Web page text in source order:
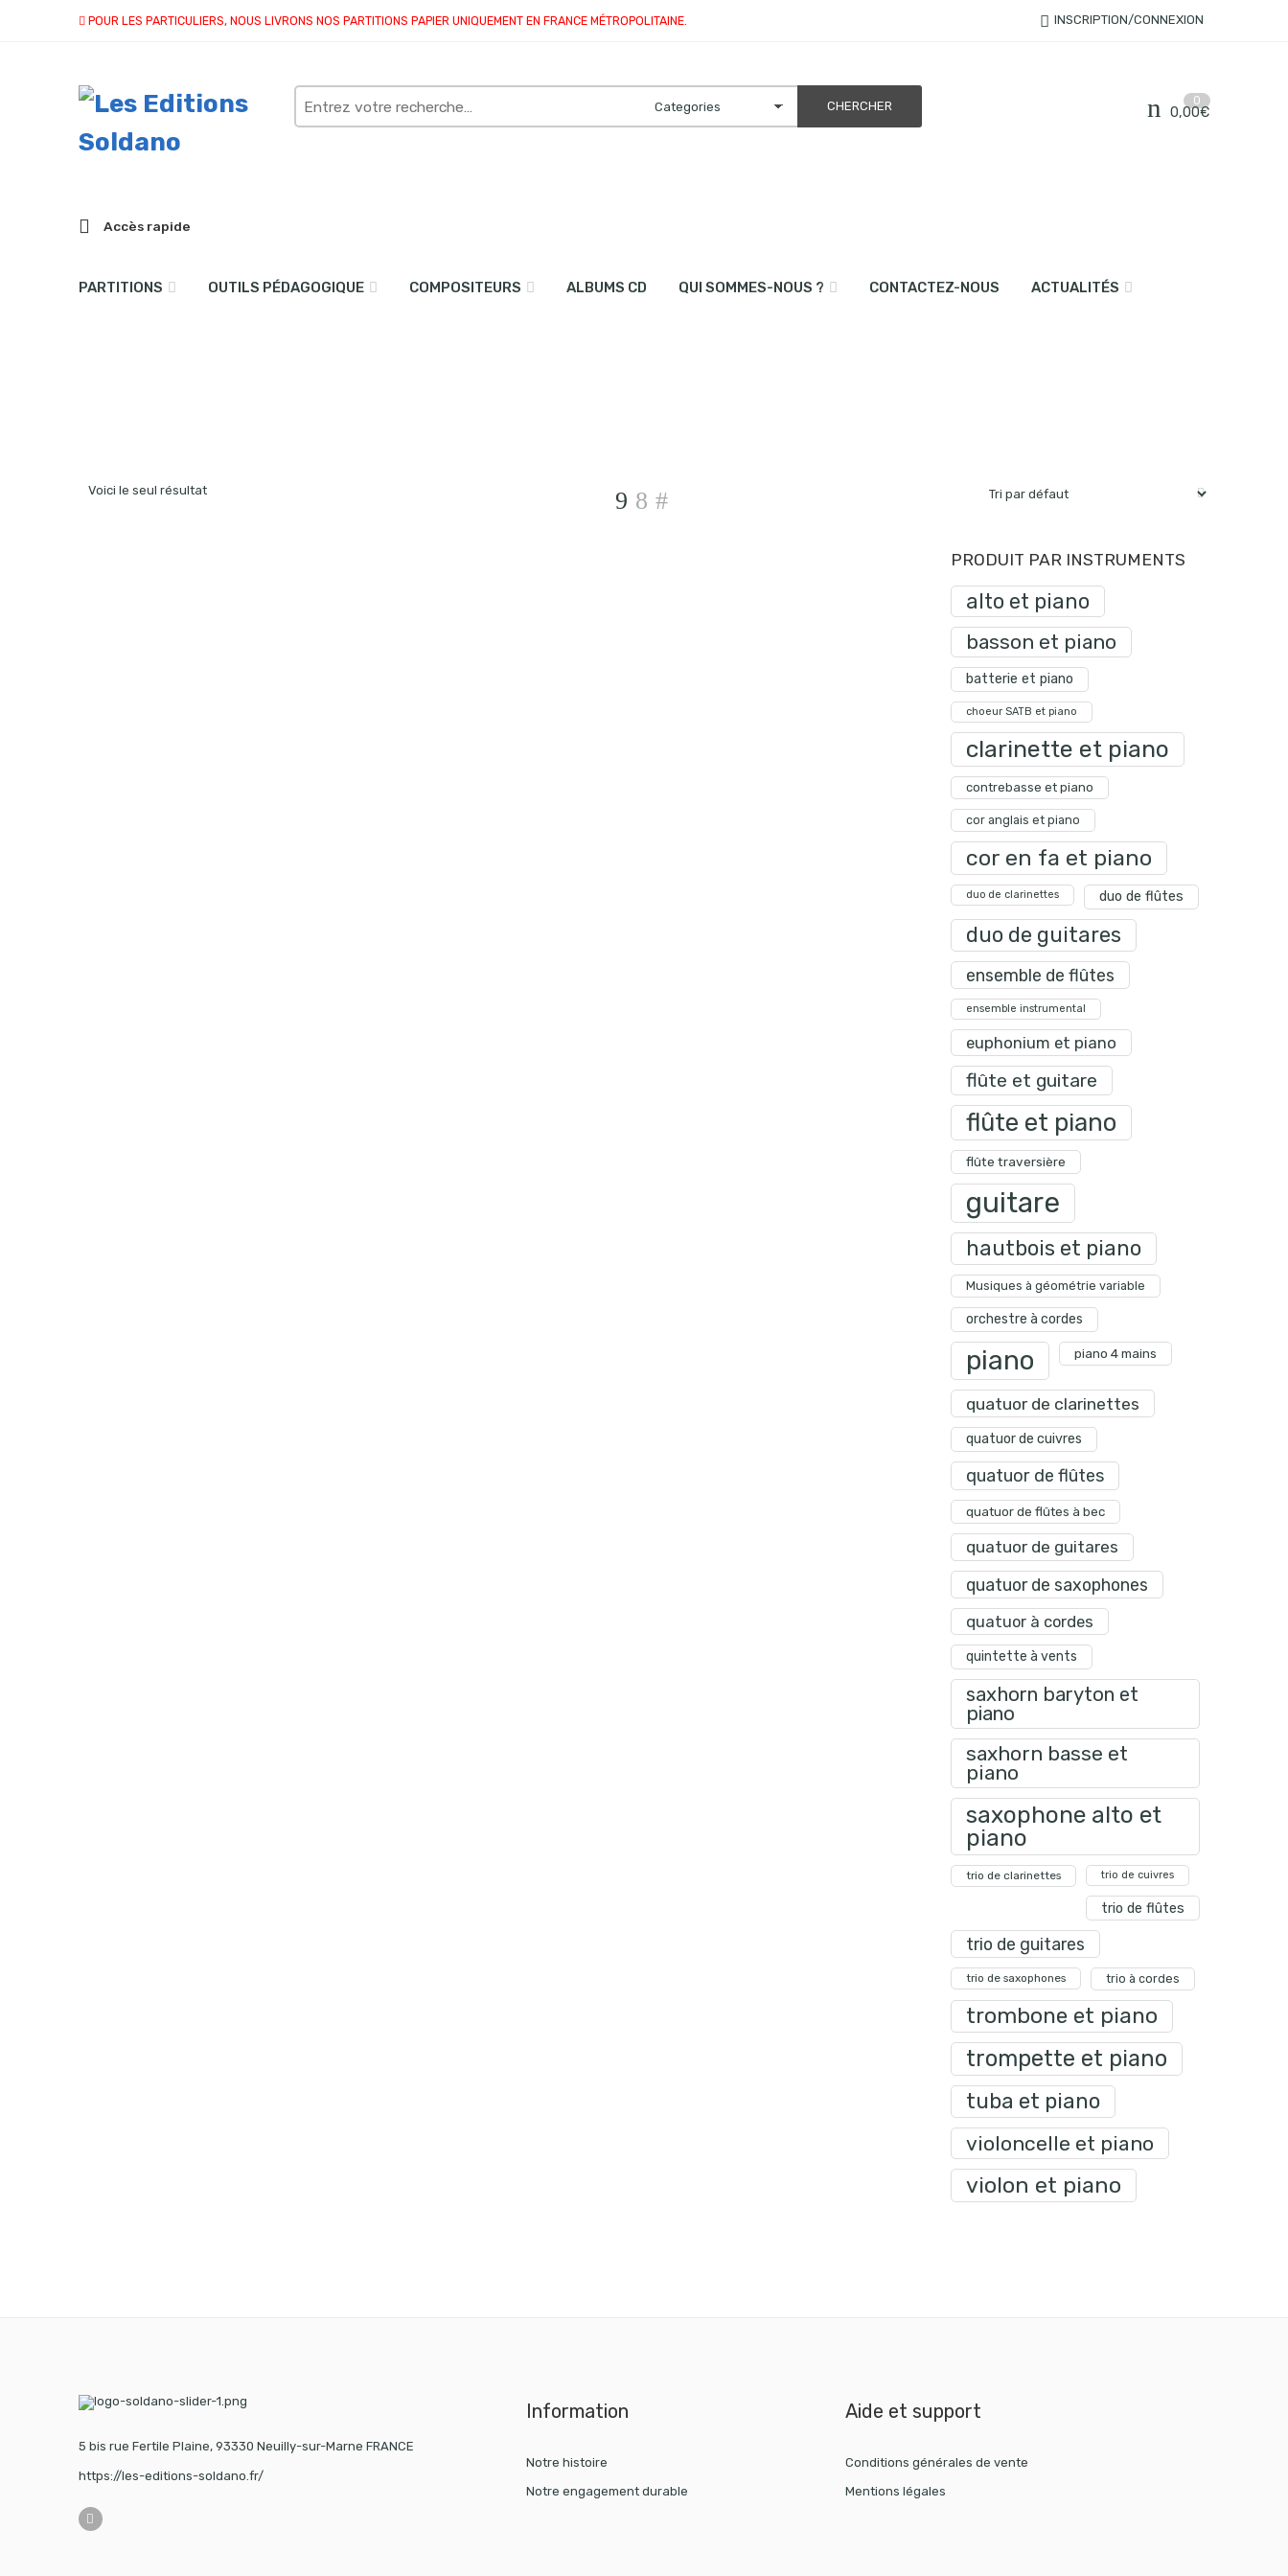
POUR LES PARTICULIERS, NOUS LIVRONS NOS PARTITIONS PAPIER UNIQUEMENT EN FRANCE MÉTROPOLITAINE. INSCRIPTION/CONNEXION
Search
here
0
0,00€
Accès rapide
PARTITIONS OUTILS PÉDAGOGIQUE COMPOSITEURS ALBUMS CD QUI SOMMES-NOUS ? CONTACTEZ-NOUS ACTUALITÉS
Voici le seul résultat
PRODUIT PAR INSTRUMENTS
alto et piano
basson et piano
batterie et piano
choeur SATB et piano
clarinette et piano
contrebasse et piano
cor anglais et piano
cor en fa et piano
duo de clarinettes duo de flûtes
duo de guitares
ensemble de flûtes
ensemble instrumental
euphonium et piano
flûte et guitare
flûte et piano
flûte traversière
guitare
hautbois et piano
Musiques à géométrie variable
orchestre à cordes
piano piano 4 mains
quatuor de clarinettes
quatuor de cuivres
quatuor de flûtes
quatuor de flûtes à bec
quatuor de guitares
quatuor de saxophones
quatuor à cordes
quintette à vents
saxhorn baryton et
piano
saxhorn basse et
piano
saxophone alto et
piano
trio de clarinettes trio de cuivres
trio de flûtes
trio de guitares
trio de saxophones trio à cordes
trombone et piano
trompette et piano
tuba et piano
violoncelle et piano
violon et piano
5 bis rue Fertile Plaine, 93330 Neuilly-sur-Marne FRANCE
https://les-editions-soldano.fr/
Information
Notre histoire
Notre engagement durable
Aide et support
Conditions générales de vente
Mentions légales